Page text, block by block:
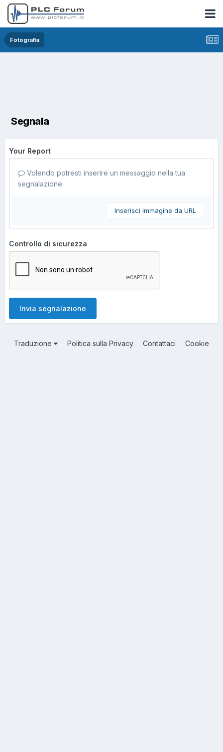
Fotografia
Segnala
Your Report
Volendo potresti inserire un messaggio nella tua
segnalazione.
Inserisci immagine da URL
Controllo di sicurezza
Invia segnalazione
Traduzione Politica sulla Privacy Contattaci Cookie